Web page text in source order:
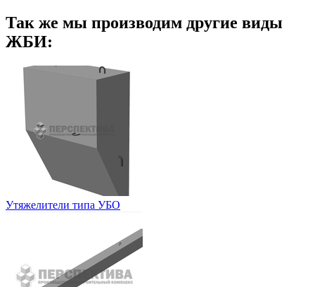
Так же мы производим другие виды
ЖБИ:
Утяжелители типа УБО